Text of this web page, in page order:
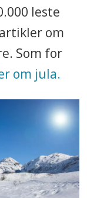
leste
om
Som for
om jula.